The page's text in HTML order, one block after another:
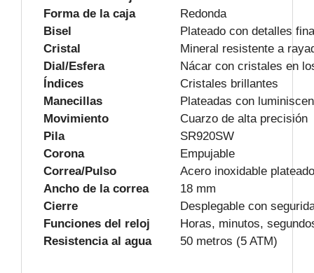
Forma de la caja
Redonda
Bisel
Plateado con detalles
Cristal
Mineral resistente a
Dial/Esfera
Nácar con cristales en
Índices
Cristales brillantes
Manecillas
Plateadas con
Movimiento
Cuarzo de alta precisión
Pila
SR920SW
Corona
Empujable
Correa/Pulso
Acero inoxidable plateado
Ancho de la correa
18 mm
Cierre
Desplegable con
Funciones del reloj
Horas, minutos,
Resistencia al agua
50 metros (5 ATM)